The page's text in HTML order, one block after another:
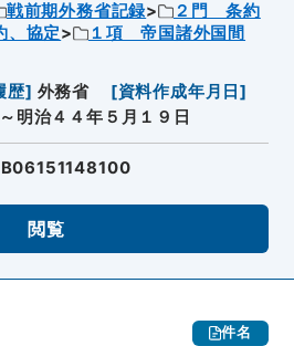
戦前期外務省記録
２門 条約
協定
１項 帝国諸外国間
歴] 外務省 [資料作成年月日]
明治４４年５月１９日
B06151148100
閲覧
件名